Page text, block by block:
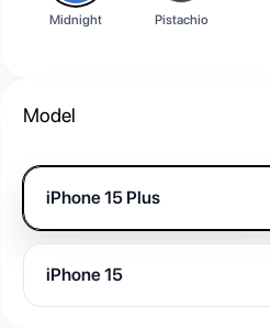
Midnight Pistachio
Model
iPhone 15 Plus
iPhone 15